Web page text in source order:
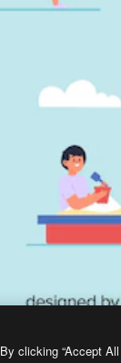
By clicking “Accept